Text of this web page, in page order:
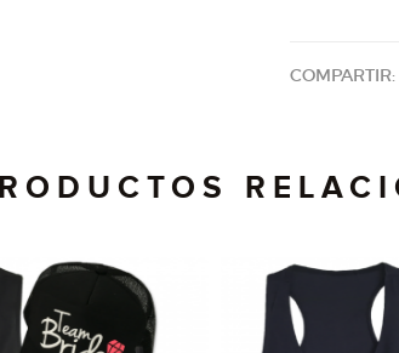
COMPARTIR: